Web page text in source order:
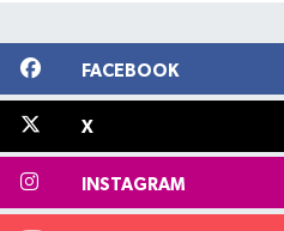
FACEBOOK
X
INSTAGRAM